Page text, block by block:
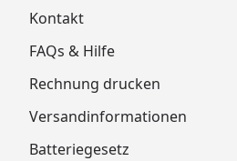
Kontakt
FAQs & Hilfe
Rechnung drucken
Versandinformationen
Batteriegesetz